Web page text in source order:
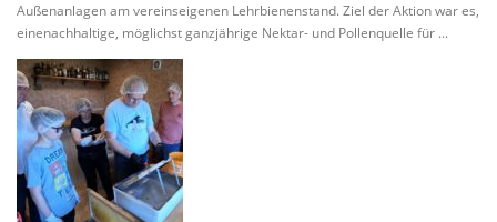
Außenanlagen am vereinseigenen Lehrbienenstand. Ziel der Aktion war es,
einenachhaltige, möglichst ganzjährige Nektar- und Pollenquelle für ...